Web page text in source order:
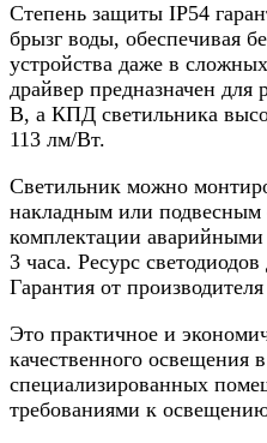
Степень защиты IP54
брызг воды, обеспечивая
устройства даже в
драйвер предназначен
В, а КПД светильника
113 лм/Вт.
Светильник можно
накладным или
комплектации
3 часа. Ресурс
Гарантия от производителя
Это практичное и
качественного освещения
специализированных
требованиями к